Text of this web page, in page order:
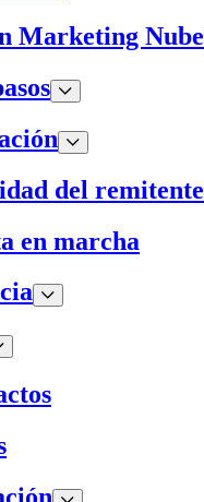
Marketing Nube
del remitente
en marcha